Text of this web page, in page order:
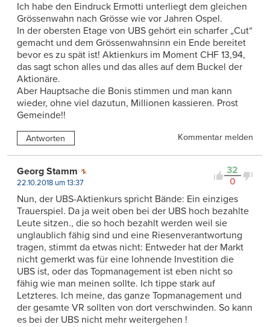
Ich habe den Eindruck Ermotti unterliegt dem gleichen
Grössenwahn nach Grösse wie vor Jahren Ospel.
In der obersten Etage von UBS gehört ein scharfer „Cut“
gemacht und dem Grössenwahnsinn ein Ende bereitet
bevor es zu spät ist! Aktienkurs im Moment CHF 13,94,
das sagt schon alles und das alles auf dem Buckel der
Aktionäre.
Aber Hauptsache die Bonis stimmen und man kann
wieder, ohne viel dazutun, Millionen kassieren. Prost
Gemeinde!!
Antworten Kommentar melden
32
0
Georg Stamm
22.10.2018 um 13:37
Nun, der UBS-Aktienkurs spricht Bände: Ein einziges
Trauerspiel. Da ja weit oben bei der UBS hoch bezahlte
Leute sitzen., die so hoch bezahlt werden weil sie
unglaublich fähig sind und eine Riesenverantwortung
tragen, stimmt da etwas nicht: Entweder hat der Markt
nicht gemerkt was für eine lohnende Investition die
UBS ist, oder das Topmanagement ist eben nicht so
fähig wie man meinen sollte. Ich tippe stark auf
Letzteres. Ich meine, das ganze Topmanagement und
der gesamte VR sollten von dort verschwinden. So kann
es bei der UBS nicht mehr weitergehen !